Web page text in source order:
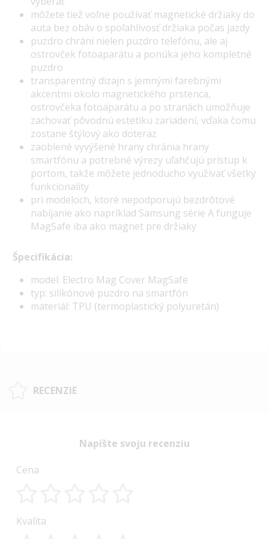
môžete tiež voľne používať magnetické držiaky do
auta bez obáv o spoľahlivosť držiaka počas jazdy
puzdro chráni nielen puzdro telefónu, ale aj
ostrovček fotoaparátu a ponúka jeho kompletné
puzdro
transparentný dizajn s jemnými farebnými
akcentmi okolo magnetického prstenca,
ostrovčeka fotoaparátu a po stranách umožňuje
zachovať pôvodnú estetiku zariadení, vďaka čomu
zostane štýlový ako doteraz
zaoblené vyvýšené hrany chránia hrany
smartfónu a potrebné výrezy uľahčujú prístup k
portom, takže môžete jednoducho využívať všetky
funkcionality
pri modeloch, ktoré nepodporujú bezdrôtové
nabíjanie ako napríklad Samsung série A funguje
MagSafe iba ako magnet pre držiaky
Špecifikácia:
model: Electro Mag Cover MagSafe
typ: silikónové puzdro na smartfón
materiál: TPU (termoplastický polyuretán)
RECENZIE
Napíšte svoju recenziu
Cena
star
stars
stars
stars
stars
Kvalita